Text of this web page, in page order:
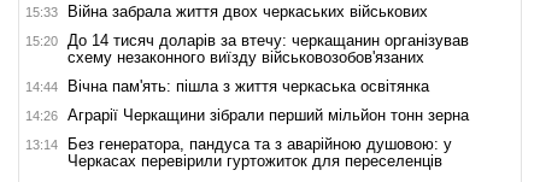
15:33 Війна забрала життя двох черкаських військових
15:20
До 14 тисяч доларів за втечу: черкащанин організував
схему незаконного виїзду військовозобов'язаних
14:44 Вічна пам'ять: пішла з життя черкаська освітянка
14:26 Аграрії Черкащини зібрали перший мільйон тонн зерна
13:14
Без генератора, пандуса та з аварійною душовою: у
Черкасах перевірили гуртожиток для переселенців